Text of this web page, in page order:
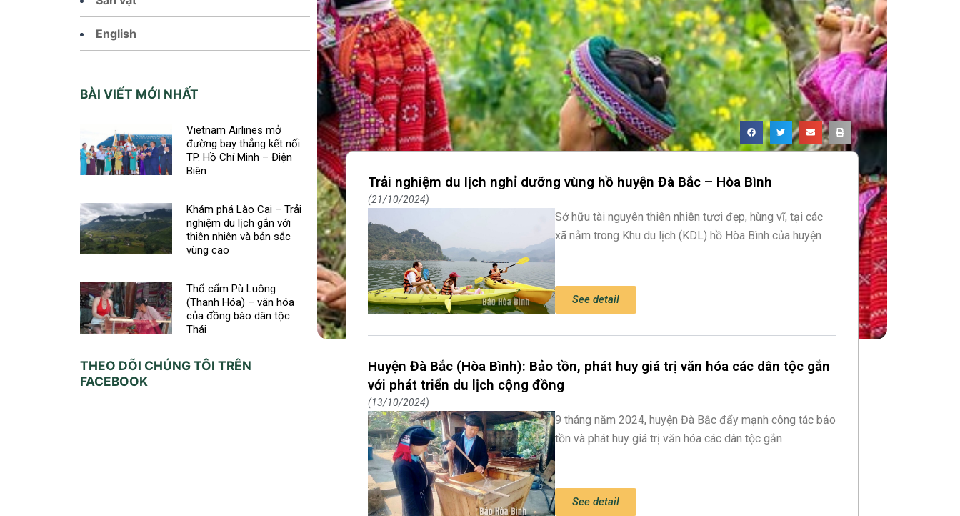
English
BÀI VIẾT MỚI NHẤT
Vietnam Airlines mở
đường bay thẳng kết nối
TP. Hồ Chí Minh – Điện
Biên
Khám phá Lào Cai – Trải
nghiệm du lịch gắn với
thiên nhiên và bản sắc
vùng cao
Thổ cẩm Pù Luông
(Thanh Hóa) – văn hóa
của đồng bào dân tộc
Thái
THEO DÕI CHÚNG TÔI TRÊN
FACEBOOK
Trải nghiệm du lịch nghỉ dưỡng vùng hồ huyện Đà Bắc – Hòa Bình
21/10/2024
Sở hữu tài nguyên thiên nhiên tươi đẹp, hùng vĩ, tại các
xã nằm trong Khu du lịch (KDL) hồ Hòa Bình của huyện
See detail
Huyện Đà Bắc (Hòa Bình): Bảo tồn, phát huy giá trị văn hóa các dân tộc gắn
với phát triển du lịch cộng đồng
13/10/2024
9 tháng năm 2024, huyện Đà Bắc đẩy mạnh công tác bảo
tồn và phát huy giá trị văn hóa các dân tộc gắn
See detail